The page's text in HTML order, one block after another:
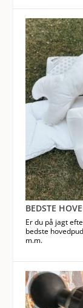
BEDSTE
Er du på jagt
bedste
m.m.